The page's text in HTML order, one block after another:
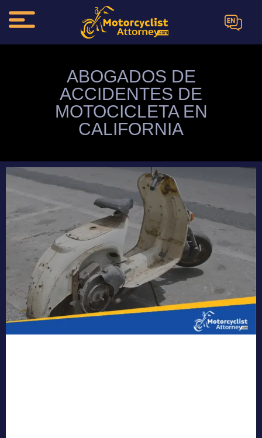
EN
ABOGADOS DE
ACCIDENTES DE
MOTOCICLETA EN
CALIFORNIA